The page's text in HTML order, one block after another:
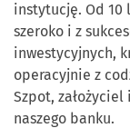
instytucję. Od 10
szeroko i z
inwestycyjnych,
operacyjnie z
Szpot,
naszego banku.